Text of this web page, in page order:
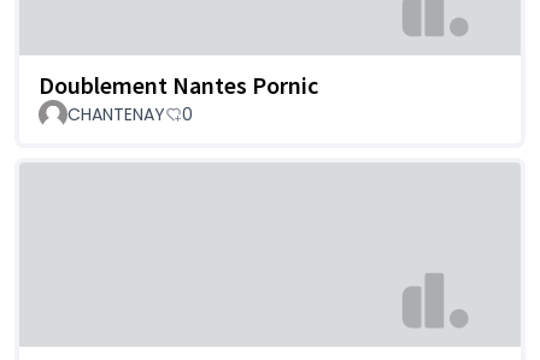
Doublement Nantes Pornic
CHANTENAY 0